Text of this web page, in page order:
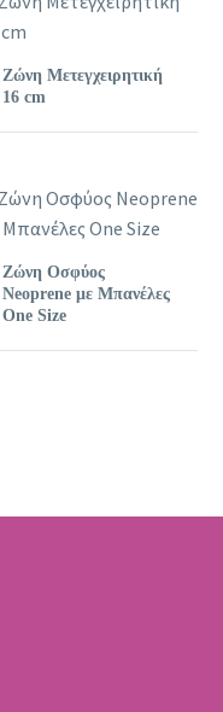
Ζώνη Μετεγχειρητική
16 cm
Ζώνη Οσφύος
Neoprene με Μπανέλες
One Size